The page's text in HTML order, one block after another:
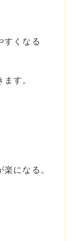
すくなる
す。
になる。